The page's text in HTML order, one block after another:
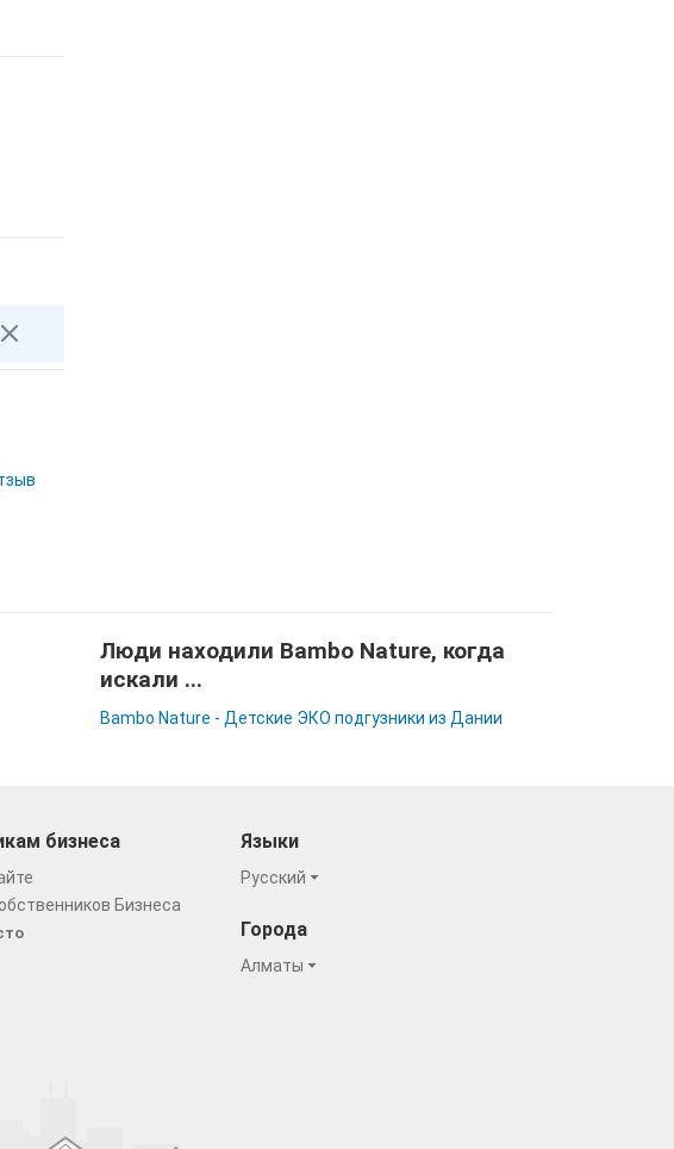
Люди находили Bambo Nature, когда
искали ...
Bambo Nature - Детские ЭКО подгузники из Дании
бизнеса
Бизнеса
Языки
Русский
Города
Алматы